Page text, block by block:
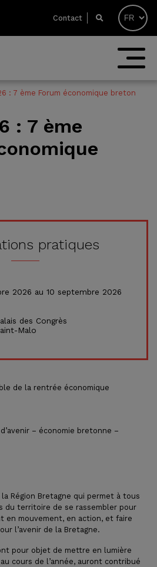
Contact
: 7 ème Forum économique breton
: 7 ème
de la rentrée économique
– économie bretonne –
Région Bretagne qui permet à tous
du territoire de se rassembler pour
en mouvement, en action, et faire
l’avenir de la Bretagne.
pour objet de mettre en lumière
cours de l’année, auront contribué
pratiques
2026 au 10 septembre 2026
des Congrès
Malo